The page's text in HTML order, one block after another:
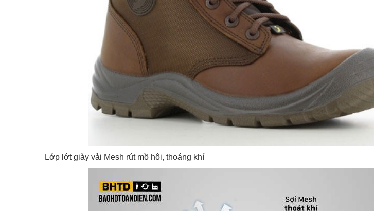
Lớp lớt giày vải Mesh rút mồ hôi, thoáng khí